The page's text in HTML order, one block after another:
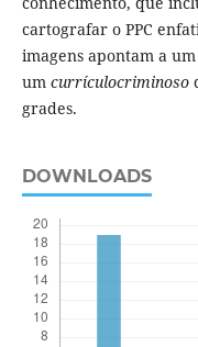
cartografar o PPC
imagens apontam a
um currículocriminoso
grades.
DOWNLOADS